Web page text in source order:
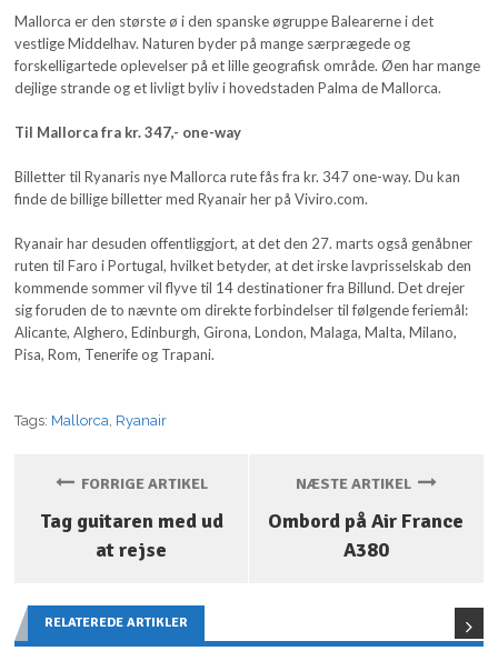
Mallorca er den største ø i den spanske øgruppe Balearerne i det
vestlige Middelhav. Naturen byder på mange særprægede og
forskelligartede oplevelser på et lille geografisk område. Øen har mange
dejlige strande og et livligt byliv i hovedstaden Palma de Mallorca.
Til Mallorca fra kr. 347,- one-way
Billetter til Ryanaris nye Mallorca rute fås fra kr. 347 one-way. Du kan
finde de billige billetter med Ryanair her på Viviro.com.
Ryanair har desuden offentliggjort, at det den 27. marts også genåbner
ruten til Faro i Portugal, hvilket betyder, at det irske lavprisselskab den
kommende sommer vil flyve til 14 destinationer fra Billund. Det drejer
sig foruden de to nævnte om direkte forbindelser til følgende feriemål:
Alicante, Alghero, Edinburgh, Girona, London, Malaga, Malta, Milano,
Pisa, Rom, Tenerife og Trapani.
Tags: Mallorca, Ryanair
FORRIGE ARTIKEL
Tag guitaren med ud
at rejse
NÆSTE ARTIKEL
Ombord på Air France
A380
RELATEREDE ARTIKLER